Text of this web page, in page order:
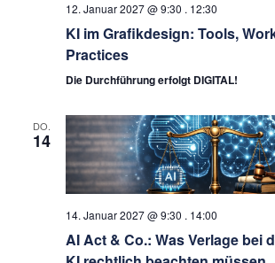
12. Januar 2027 @ 9:30 . 12:30
KI im Grafikdesign: Tools,
Practices
Die Durchführung erfolgt DIGITAL!
DO.
14
14. Januar 2027 @ 9:30 . 14:00
AI Act & Co.: Was Verlage bei